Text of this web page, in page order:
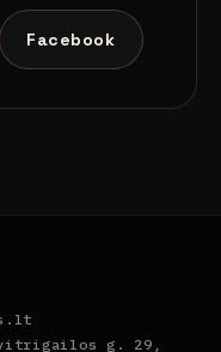
Facebook
g. 29,